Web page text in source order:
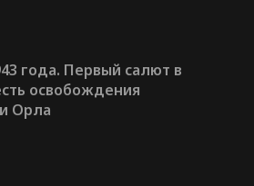
года. Первый салют в
освобождения
Орла